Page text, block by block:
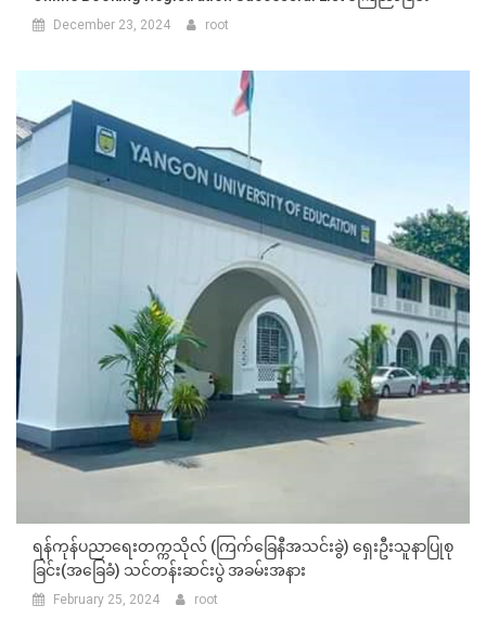
December 23, 2024 root
ရန်ကုန်ပညာရေးတက္ကသိုလ် (ကြက်ခြေနီအသင်းခွဲ) ရှေးဦးသူနာပြုစု
ခြင်း(အခြေခံ) သင်တန်းဆင်းပွဲ အခမ်းအနား
February 25, 2024 root